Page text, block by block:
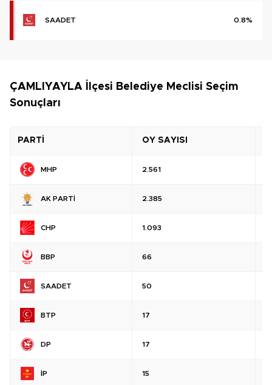
SAADET 0.8%
ÇAMLIYAYLA İlçesi Belediye Meclisi Seçim
Sonuçları
PARTİ OY SAYISI
MHP 2.561
AK PARTİ 2.385
CHP 1.093
BBP 66
SAADET 50
BTP 17
DP 17
İP 15